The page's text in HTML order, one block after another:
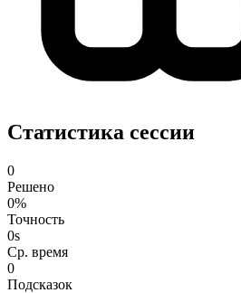
Статистика сессии
0
Решено
0%
Точность
0s
Ср. время
0
Подсказок